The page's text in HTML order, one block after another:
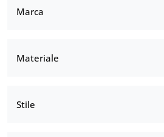
Marca
Materiale
Stile